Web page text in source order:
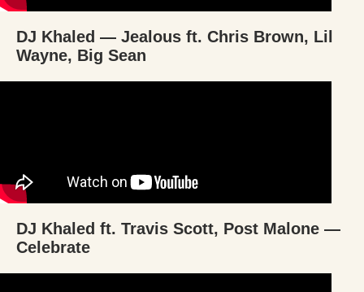
DJ Khaled — Jealous ft. Chris Brown, Lil
Wayne, Big Sean
DJ Khaled ft. Travis Scott, Post Malone —
Celebrate